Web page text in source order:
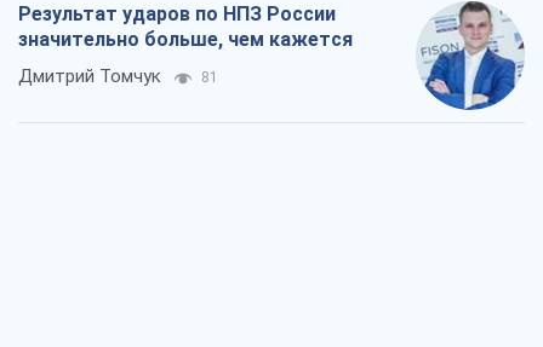
Результат ударов по НПЗ России
значительно больше, чем кажется
Дмитрий Томчук 81